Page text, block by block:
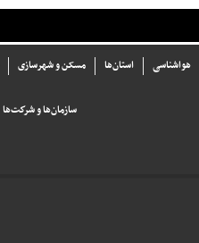
مسکن و شهرسازی استان‌ها
هواشناسی
سازما‌ن‌ها و شركت‌ها